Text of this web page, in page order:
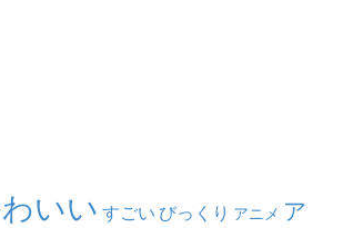
いい すごい びっくり アニメ ア